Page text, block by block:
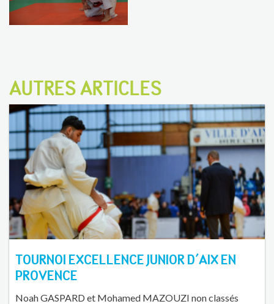
AUTRES ARTICLES
TOURNOI EXCELLENCE JUNIOR D'AIX EN
PROVENCE
Noah GASPARD et Mohamed MAZOUZI non classés